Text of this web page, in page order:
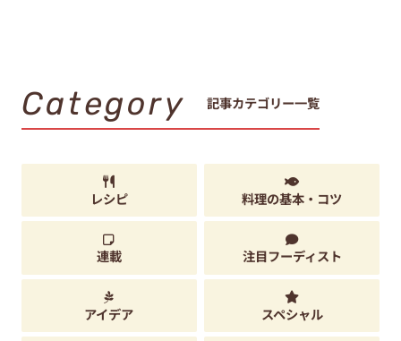
Category 記事カテゴリー一覧
レシピ 料理の基本・コツ
連載 注目フーディスト
アイデア スペシャル